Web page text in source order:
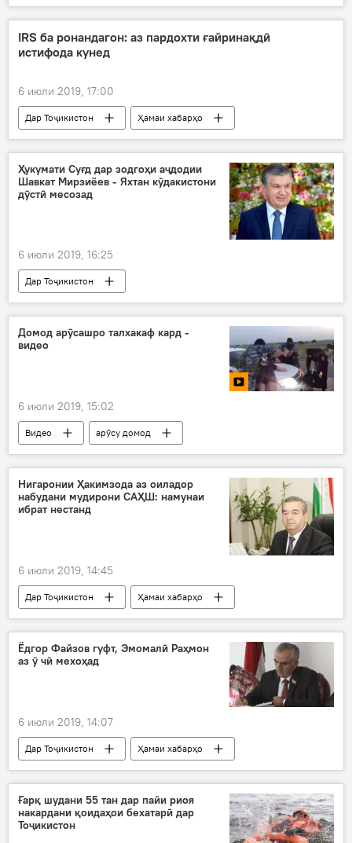
IRS ба ронандагон: аз пардохти ғайринақдӣ
истифода кунед
6 июли 2019, 17:00
Дар Тоҷикистон
Ҳамаи хабарҳо
Ахбори ширкатҳо
Нақлиёт
ширкати IRS
Ҳукумати Суғд дар зодгоҳи аҷдодии
Шавкат Мирзиёев - Яхтан кӯдакистони
дӯстӣ месозад
6 июли 2019, 16:25
Дар Тоҷикистон
Домод арӯсашро талхакаф кард -
видео
6 июли 2019, 15:02
Видео арӯсу домод
Нигаронии Ҳакимзода аз оиладор
набудани мудирони САҲШ: намунаи
ибрат нестанд
6 июли 2019, 14:45
Дар Тоҷикистон Ҳамаи хабарҳо
Ёдгор Файзов гуфт, Эмомалӣ Раҳмон
аз ӯ чӣ мехоҳад
6 июли 2019, 14:07
Дар Тоҷикистон
Ҳамаи хабарҳо
Фарҳанг
Иҷтимоъ
Роштқалъа
Ғарқ шудани 55 тан дар пайи риоя
накардани қоидаҳои бехатарӣ дар
Тоҷикистон